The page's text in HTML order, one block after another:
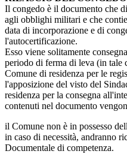
Il congedo è il documento che
agli obblighi militari e che
data di incorporazione e di
l'autocertificazione.
Esso viene solitamente
periodo di ferma di leva (in tale
Comune di residenza per le
l'apposizione del visto del
residenza per la consegna
contenuti nel documento
il Comune non è in possesso
in caso di necessità, andranno
Documentale di competenza.